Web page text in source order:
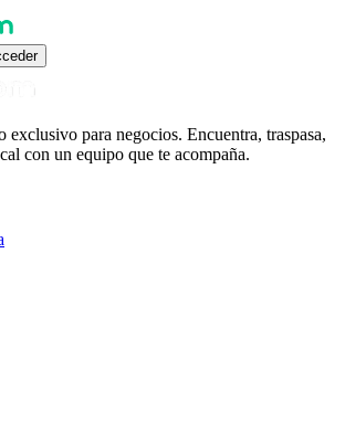
para negocios. Encuentra, traspasa,
con un equipo que te acompaña.